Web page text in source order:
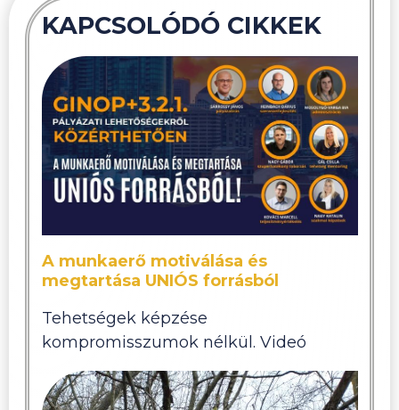
KAPCSOLÓDÓ CIKKEK
A munkaerő motiválása és
megtartása UNIÓS forrásból
Tehetségek képzése
kompromisszumok nélkül. Videó